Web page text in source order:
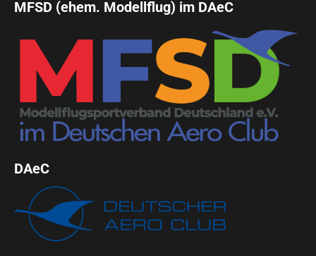
MFSD (ehem. Modellflug) im DAeC
DAeC